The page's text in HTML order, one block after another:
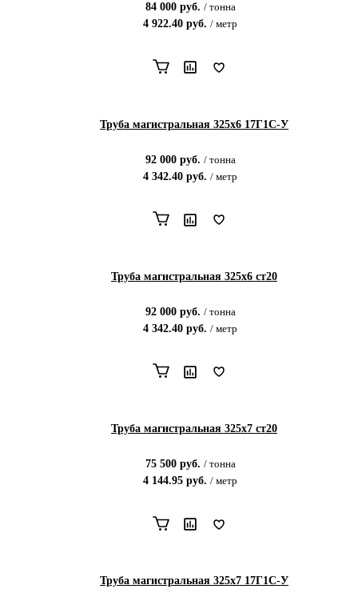
84 000руб. / тонна
4 922.40 руб. / метр
Труба магистральная 325х6 17Г1С-У
92 000руб. / тонна
4 342.40 руб. / метр
Труба магистральная 325х6 ст20
92 000руб. / тонна
4 342.40 руб. / метр
Труба магистральная 325х7 ст20
75 500руб. / тонна
4 144.95 руб. / метр
Труба магистральная 325х7 17Г1С-У